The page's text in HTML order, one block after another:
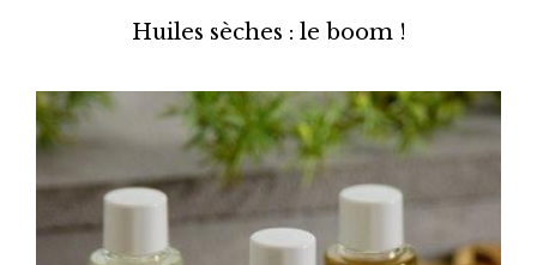
Huiles sèches : le boom !